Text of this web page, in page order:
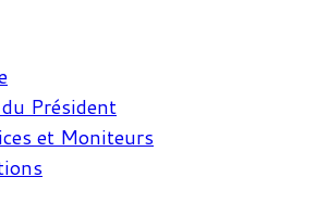
du Président
et Moniteurs